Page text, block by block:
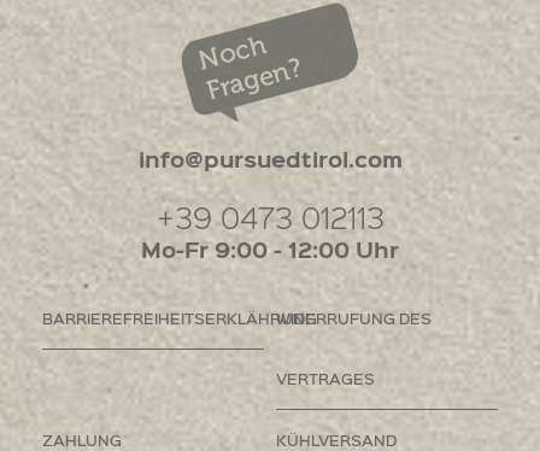
Noch
Fragen?
info@pursuedtirol.com
+39 0473 012113
Mo-Fr 9:00 - 12:00 Uhr
BARRIEREFREIHEITSERKLÄHRUNGWIDERRUFUNG DES
VERTRAGES
ZAHLUNG KÜHLVERSAND